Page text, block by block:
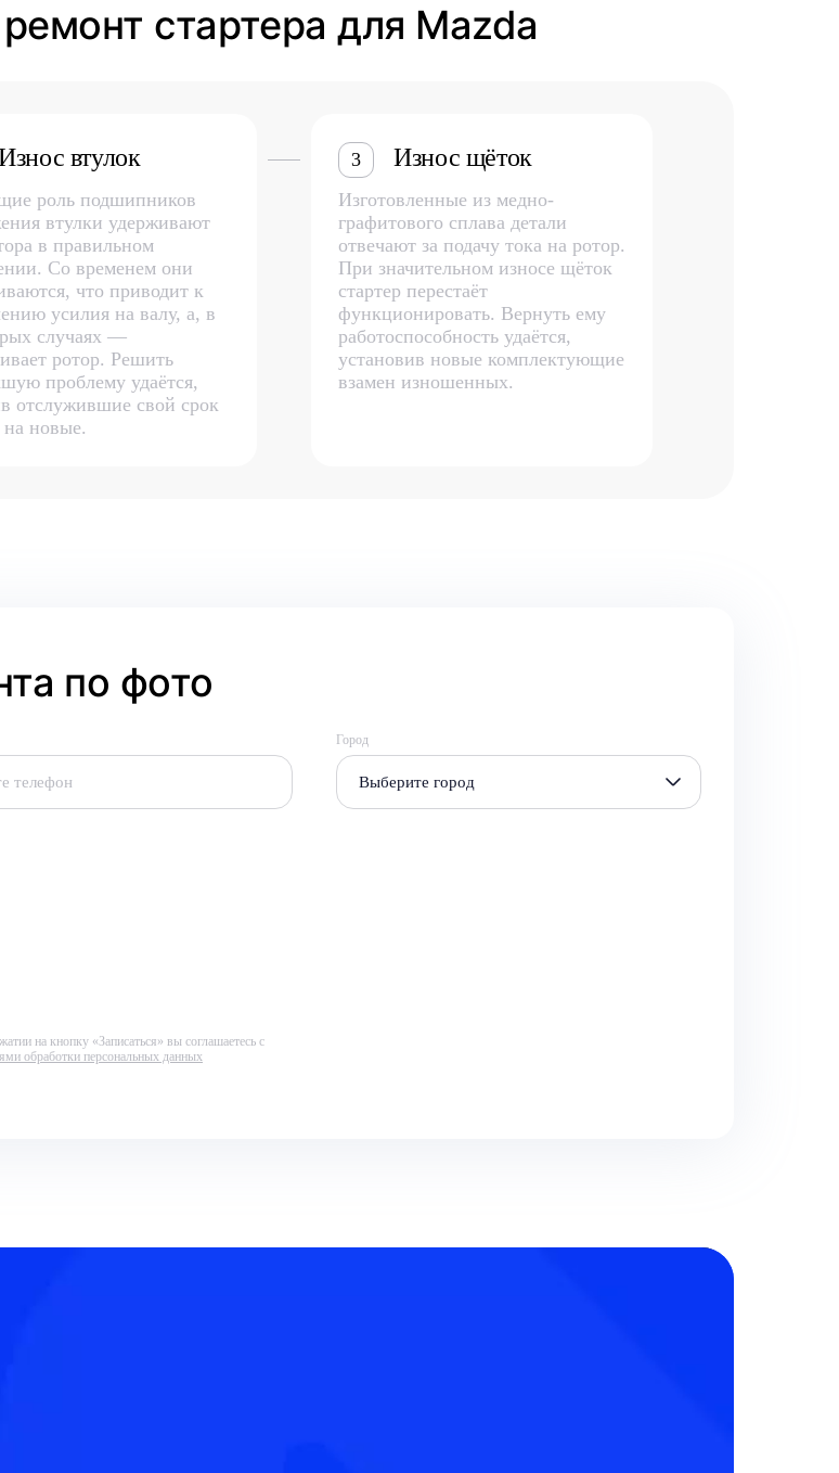
стартера для Mazda
втулок
роль подшипников
втулки удерживают
в правильном
Со временем они
что приводит к
усилия на валу, а, в
случаях —
ротор. Решить
проблему удаётся,
отслужившие свой срок
на новые.
3 Износ щёток
Изготовленные из медно-
графитового сплава детали
отвечают за подачу тока на ротор.
При значительном износе щёток
стартер перестаёт
функционировать. Вернуть ему
работоспособность удаётся,
установив новые комплектующие
взамен изношенных.
по фото
Город
Выберите город
на кнопку «Записаться» вы соглашаетесь с
обработки персональных данных